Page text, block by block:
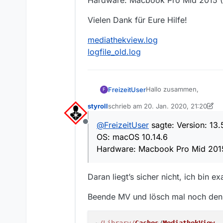
Vielen Dank für Eure Hilfe!
mediathekview.log
logfile_old.log
F FreizeitUserHallo zusammen,
seit einiger Zeit schon
der Menüleiste dauert so
Ich habe schon alle
Logs (angehängt)
Version: 13.5.1
logfile_old.log
Offline
styrollschrieb am 20. Jan. 2020, 21:20
zuletzt editiert von styroll
@FreizeitUser sagte: Version:
OS: macOS 10.14.6
Hardware: Macbook Pro Mid
Daran liegt’s sicher nicht, ich bin
Beende MV und lösch mal noch